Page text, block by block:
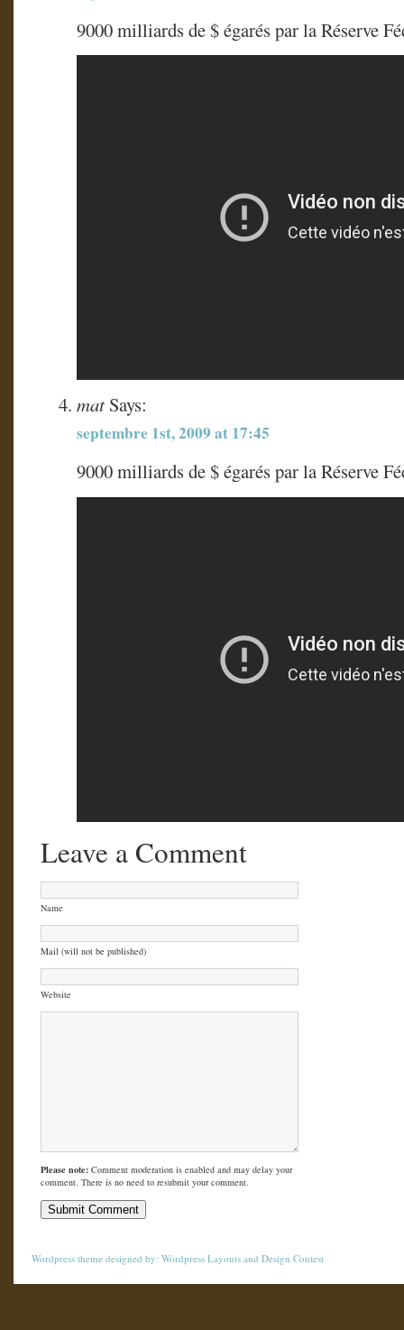
9000 milliards de $ égarés par la Réserve
mat Says:
septembre 1st, 2009 at 17:45
9000 milliards de $ égarés par la Réserve
Leave a Comment
Name
Mail (will not be published)
Website
Please note: Comment moderation is enabled and may delay your
comment. There is no need to resubmit your comment.
Wordpress theme designed by: Wordpress Layouts and Design Contest